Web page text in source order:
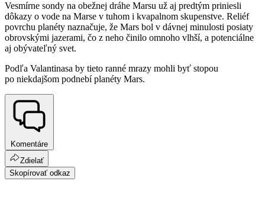
Vesmírne sondy na obežnej dráhe Marsu už aj predtým priniesli
dôkazy o vode na Marse v tuhom i kvapalnom skupenstve. Reliéf
povrchu planéty naznačuje, že Mars bol v dávnej minulosti posiaty
obrovskými jazerami, čo z neho činilo omnoho vlhší, a potenciálne
aj obývateľný svet.
Podľa Valantinasa by tieto ranné mrazy mohli byť stopou
po niekdajšom podnebí planéty Mars.
Komentáre
Zdielať
Skopírovať odkaz